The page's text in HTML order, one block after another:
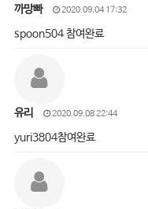
까망빠 2020.09.04 17:32
spoon504 참여완료
유리 2020.09.08 22:44
yuri3804참여완료